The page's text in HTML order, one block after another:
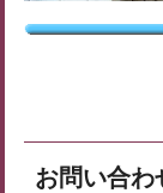
お問い合わ